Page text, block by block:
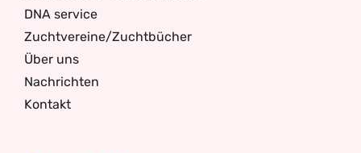
DNA service
Zuchtvereine/Zuchtbücher
Über uns
Nachrichten
Kontakt